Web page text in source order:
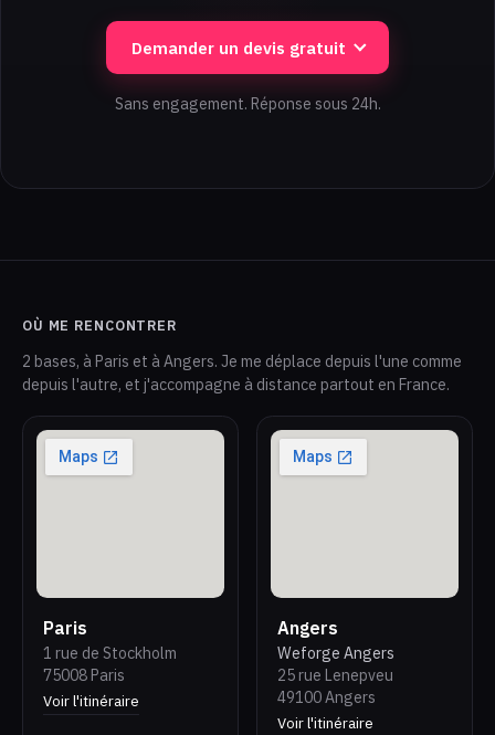
Demander un devis gratuit
Sans engagement. Réponse sous 24h.
OÙ ME RENCONTRER
2 bases, à Paris et à Angers. Je me déplace depuis l'une comme
depuis l'autre, et j'accompagne à distance partout en France.
Paris
1 rue de Stockholm
75008 Paris
Voir l'itinéraire
Angers
Weforge Angers
25 rue Lenepveu
49100 Angers
Voir l'itinéraire